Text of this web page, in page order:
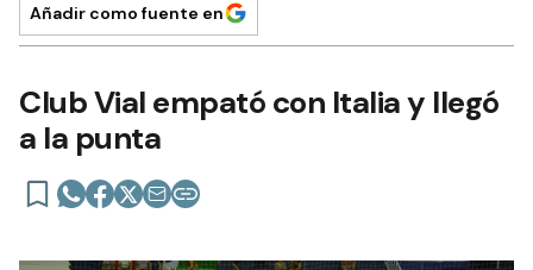
Añadir como fuente en
Club Vial empató con Italia y llegó
a la punta